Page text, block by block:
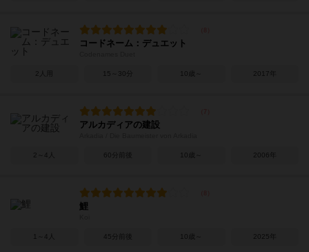
コードネーム：デュエット
2人用 15～30分 10歳～ 2017年
アルカディアの建設
2～4人 60分前後 10歳～ 2006年
鯉
1～4人 45分前後 10歳～ 2025年